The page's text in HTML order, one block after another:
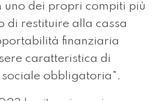
uno dei propri compiti più
di restituire alla cassa
finanziaria
caratteristica di
sociale obbligatoria".